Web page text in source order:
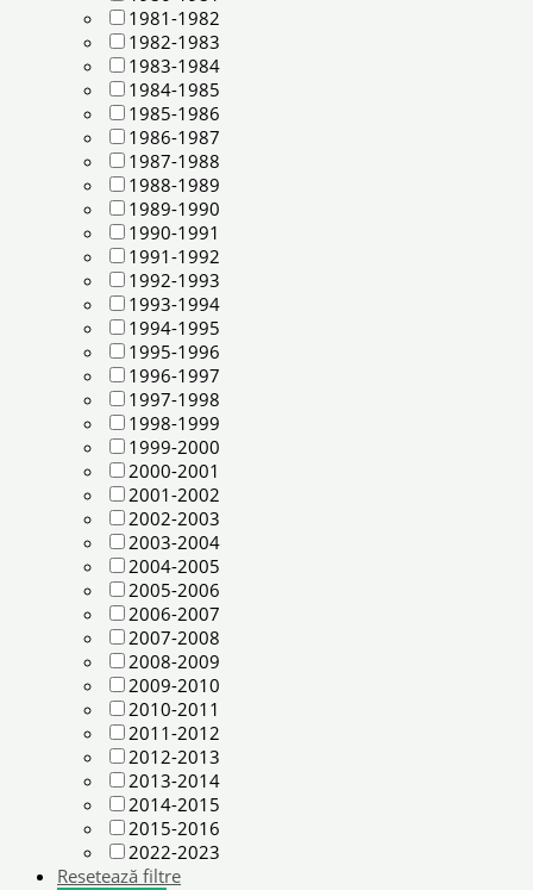
1981-1982
1982-1983
1983-1984
1984-1985
1985-1986
1986-1987
1987-1988
1988-1989
1989-1990
1990-1991
1991-1992
1992-1993
1993-1994
1994-1995
1995-1996
1996-1997
1997-1998
1998-1999
1999-2000
2000-2001
2001-2002
2002-2003
2003-2004
2004-2005
2005-2006
2006-2007
2007-2008
2008-2009
2009-2010
2010-2011
2011-2012
2012-2013
2013-2014
2014-2015
2015-2016
2022-2023
Resetează filtre